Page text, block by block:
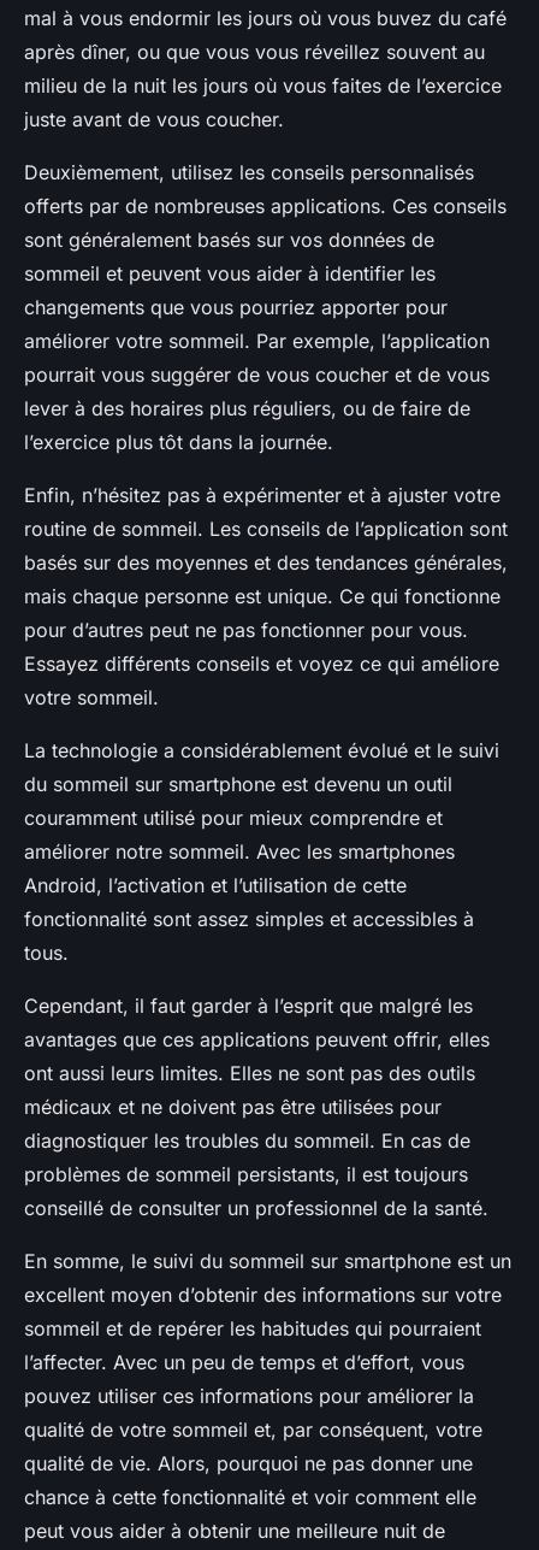
mal à vous endormir les jours où vous buvez du café
après dîner, ou que vous vous réveillez souvent au
milieu de la nuit les jours où vous faites de l’exercice
juste avant de vous coucher.
Deuxièmement, utilisez les conseils personnalisés
offerts par de nombreuses applications. Ces conseils
sont généralement basés sur vos données de
sommeil et peuvent vous aider à identifier les
changements que vous pourriez apporter pour
améliorer votre sommeil. Par exemple, l’application
pourrait vous suggérer de vous coucher et de vous
lever à des horaires plus réguliers, ou de faire de
l’exercice plus tôt dans la journée.
Enfin, n’hésitez pas à expérimenter et à ajuster votre
routine de sommeil. Les conseils de l’application sont
basés sur des moyennes et des tendances générales,
mais chaque personne est unique. Ce qui fonctionne
pour d’autres peut ne pas fonctionner pour vous.
Essayez différents conseils et voyez ce qui améliore
votre sommeil.
La technologie a considérablement évolué et le suivi
du sommeil sur smartphone est devenu un outil
couramment utilisé pour mieux comprendre et
améliorer notre sommeil. Avec les smartphones
Android, l’activation et l’utilisation de cette
fonctionnalité sont assez simples et accessibles à
tous.
Cependant, il faut garder à l’esprit que malgré les
avantages que ces applications peuvent offrir, elles
ont aussi leurs limites. Elles ne sont pas des outils
médicaux et ne doivent pas être utilisées pour
diagnostiquer les troubles du sommeil. En cas de
problèmes de sommeil persistants, il est toujours
conseillé de consulter un professionnel de la santé.
En somme, le suivi du sommeil sur smartphone est un
excellent moyen d’obtenir des informations sur votre
sommeil et de repérer les habitudes qui pourraient
l’affecter. Avec un peu de temps et d’effort, vous
pouvez utiliser ces informations pour améliorer la
qualité de votre sommeil et, par conséquent, votre
qualité de vie. Alors, pourquoi ne pas donner une
chance à cette fonctionnalité et voir comment elle
peut vous aider à obtenir une meilleure nuit de